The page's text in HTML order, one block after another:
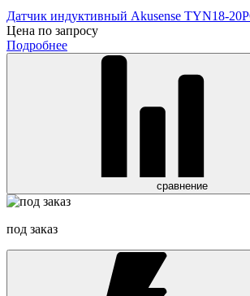
Датчик индуктивный Akusense TYN18-
Цена по запросу
Подробнее
сравнение
под заказ